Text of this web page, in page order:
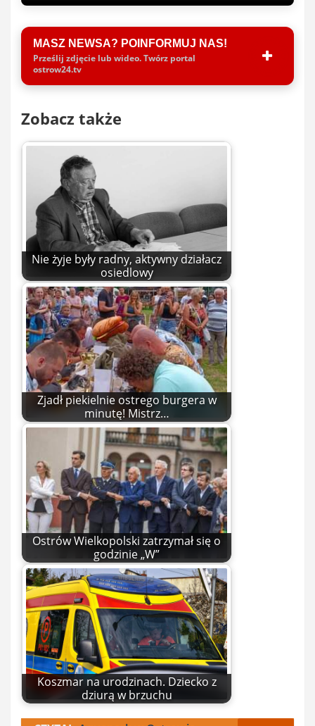
MASZ NEWSA? POINFORMUJ NAS!
Prześlij zdjęcie lub wideo. Twórz portal
ostrow24.tv
Zobacz także
Nie żyje były radny, aktywny działacz
osiedlowy
Zjadł piekielnie ostrego burgera w
minutę! Mistrz…
Ostrów Wielkopolski zatrzymał się o
godzinie „W”
Koszmar na urodzinach. Dziecko z
dziurą w brzuchu